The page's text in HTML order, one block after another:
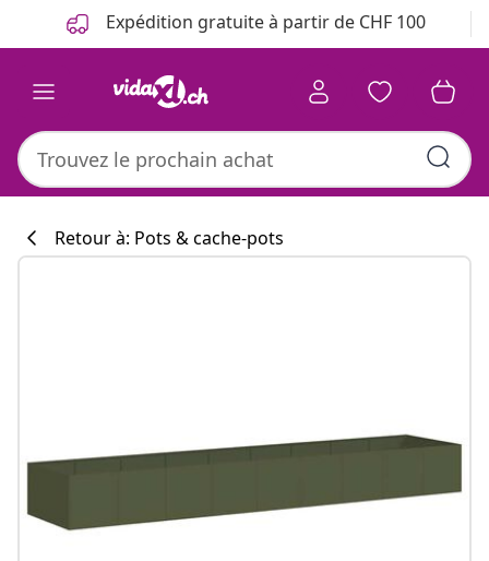
Précédent Expédition gratuite à partir de CHF 100
Retour à: Pots & cache-pots